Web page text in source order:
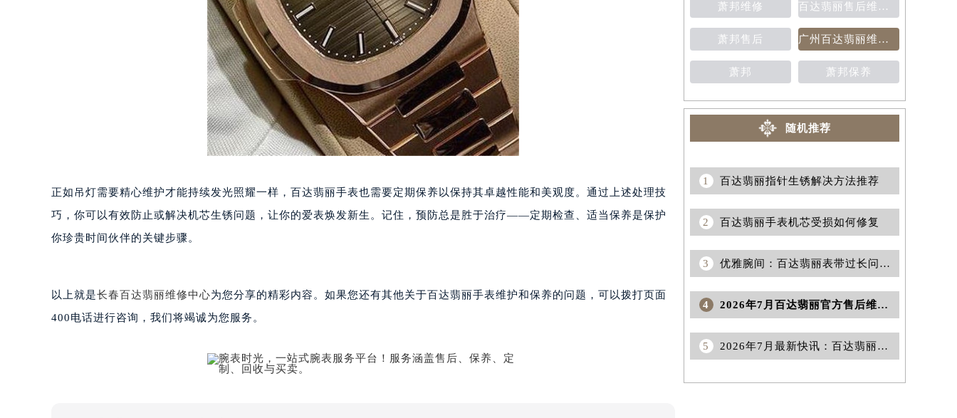
黑龙江省绥化市北林区新华街与康庄路交叉口百达翡丽售后服务中心（需提前预约）
黑龙江省伊春市伊美区通河路百达翡丽售后服务中心（需提前预约）
吉林省白城市洮北区明仁南街百达翡丽售后服务中心（需提前预约）
吉林省白山市浑江区浑江大街百达翡丽售后服务中心（需提前预约）
吉林省吉林市船营区河南街百达翡丽售后服务中心（需提前预约）
吉林省辽源市龙山区人民大街百达翡丽售后服务中心（需提前预约）
吉林省梅河口市新华街道梅河大街百达翡丽售后服务中心（需提前预约）
吉林省四平市铁东区紫气大路与南九经街交汇处百达翡丽售后服务中心（需提前预约）
吉林省通化市东昌区环通乡江南大街百达翡丽售后服务中心（需提前预约）
吉林省延边市延吉市解放路百达翡丽售后服务中心（需提前预约）
辽宁省鞍山市铁东区站前街百达翡丽售后服务中心（需提前预约）
辽宁省丹东市振兴区七经街百达翡丽售后服务中心（需提前预约）
辽宁省抚顺市新抚区东一路百达翡丽售后服务中心（需提前预约）
辽宁省葫芦岛市连山区中央路百达翡丽售后服务中心（需提前预约）
辽宁省锦州市古塔区中央大街百达翡丽售后服务中心（需提前预约）
正如吊灯需要精心维护才能持续发光照耀一样，百达翡丽手表也需要定期保养以保持其卓越性能和美观度。通过上述处理技
巧，你可以有效防止或解决机芯生锈问题，让你的爱表焕发新生。记住，预防总是胜于治疗——定期检查、适当保养是保护
你珍贵时间伙伴的关键步骤。
以上就是长春百达翡丽维修中心为您分享的精彩内容。如果您还有其他关于百达翡丽手表维护和保养的问题，可以拨打页面
400电话进行咨询，我们将竭诚为您服务。
萧邦维修 百达翡丽售后维修保养费用价目表
萧邦售后 广州百达翡丽维修保养售后中心
萧邦 萧邦保养
随机推荐
1 百达翡丽指针生锈解决方法推荐
2 百达翡丽手表机芯受损如何修复
3 优雅腕间：百达翡丽表带过长问题巧妙应对指南
4 2026年7月百达翡丽官方售后维修保养综合店地址变动及新增补充网点
5 2026年7月最新快讯：百达翡丽官方售后网点迁移及新设